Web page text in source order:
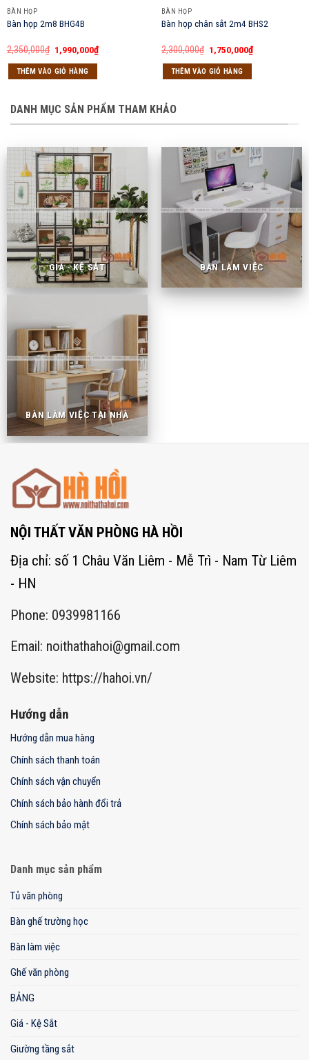
BÀN HỌP
Bàn họp 2m8 BHG4B
2,350,000₫ Giá
gốc
là:
2,350,000₫.
1,990,000₫Giá
hiện
THÊM VÀO GIỎ HÀNG
BÀN HỌP
Bàn họp chân sắt 2m4 BHS2
2,300,000₫ Giá
gốc
là:
2,300,000₫.
1,750,000₫Giá
hiện
THÊM VÀO GIỎ HÀNG
DANH MỤC SẢN PHẨM THAM KHẢO
GIÁ - KỆ SẮT BÀN LÀM VIỆC
BÀN LÀM VIỆC TẠI NHÀ
NỘI THẤT VĂN PHÒNG HÀ HỒI
Địa chỉ: số 1 Châu Văn Liêm - Mễ Trì - Nam Từ Liêm
- HN
Phone: 0939981166
Email: noithathahoi@gmail.com
Website: https://hahoi.vn/
Hướng dẫn
Hướng dẫn mua hàng
Chính sách thanh toán
Chính sách vận chuyển
Chính sách bảo hành đổi trả
Chính sách bảo mật
Danh mục sản phẩm
Tủ văn phòng
Bàn ghế trường học
Bàn làm việc
Ghế văn phòng
BẢNG
Giá - Kệ Sắt
Giường tầng sắt